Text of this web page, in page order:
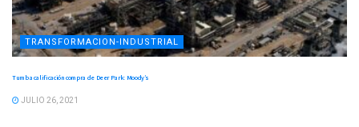
TRANSFORMACION-INDUSTRIAL
Tumba calificación compra de Deer Park: Moody’s
JULIO 26, 2021